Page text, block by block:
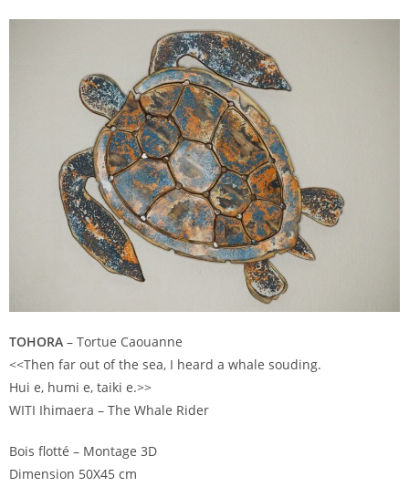
TOHORA – Tortue Caouanne
<<Then far out of the sea, I heard a whale souding.
Hui e, humi e, taiki e.>>
WITI Ihimaera – The Whale Rider
Bois flotté – Montage 3D
Dimension 50X45 cm